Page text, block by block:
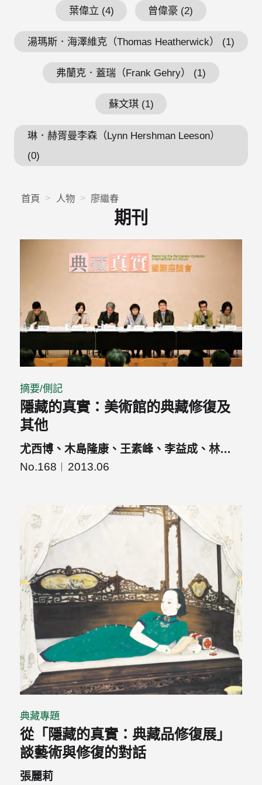
葉偉立 (4) 曾偉豪 (2)
湯瑪斯．海澤維克（Thomas Heatherwick） (1)
弗蘭克．蓋瑞（Frank Gehry） (1)
蘇文琪 (1)
琳．赫胥曼李森（Lynn Hershman Leeson）
(0)
首頁 人物 廖繼春
期刊
摘要/側記
隱藏的真實：美術館的典藏修復及
其他
尤西博、木島隆康、王素峰、李益成、林煥
盛、郭江宋、張元鳳
No.168 2013.06
典藏專題
從「隱藏的真實：典藏品修復展」
談藝術與修復的對話
張麗莉